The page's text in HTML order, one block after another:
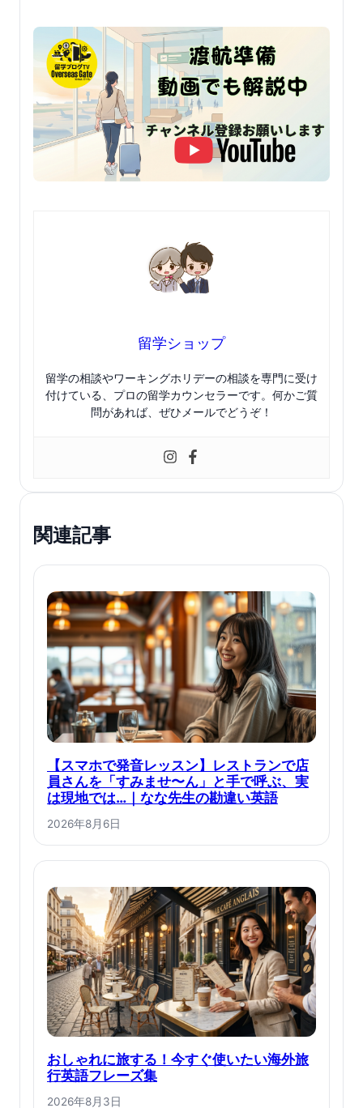
留学ショップ
留学の相談やワーキングホリデーの相談を専門に受け
付けている、プロの留学カウンセラーです。何かご質
問があれば、ぜひメールでどうぞ！
関連記事
【スマホで発音レッスン】レストランで店
員さんを「すみませ〜ん」と手で呼ぶ、実
は現地では…｜なな先生の勘違い英語
2026年8月6日
おしゃれに旅する！今すぐ使いたい海外旅
行英語フレーズ集
2026年8月3日